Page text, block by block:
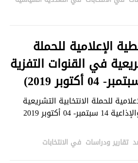
الإعلامية للحملة
في القنوات التفزية
للحملة الانتخابية التشريعية
في القنوات التفزية والإذاعية 14 سبتمبر- 04 أكتوبر 2019
,تقارير ودراسات في الانتخابات